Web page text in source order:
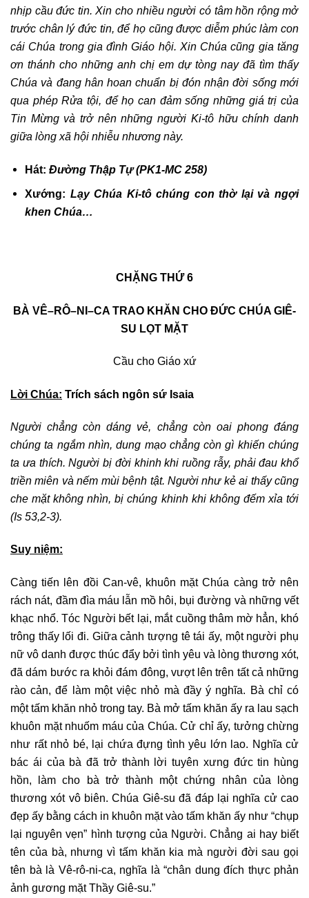
nhịp cầu đức tin. Xin cho nhiều người có tâm hồn rộng mở
trước chân lý đức tin, để họ cũng được diễm phúc làm con
cái Chúa trong gia đình Giáo hội. Xin Chúa cũng gia tăng
ơn thánh cho những anh chị em dự tòng nay đã tìm thấy
Chúa và đang hân hoan chuẩn bị đón nhận đời sống mới
qua phép Rửa tội, để họ can đảm sống những giá trị của
Tin Mừng và trở nên những người Ki-tô hữu chính danh
giữa lòng xã hội nhiễu nhương này.
Hát:Đường Thập Tự (PK1-MC 258)
Xướng: Lạy Chúa Ki-tô chúng con thờ lại và ngợi
khen Chúa…
CHẶNG THỨ 6
BÀ VÊ–RÔ–NI–CA TRAO KHĂN CHO ĐỨC CHÚA GIÊ-
SU LỌT MẶT
Cầu cho Giáo xứ
Lời Chúa: Trích sách ngôn sứ Isaia
Người chẳng còn dáng vẻ, chẳng còn oai phong đáng
chúng ta ngắm nhìn, dung mạo chẳng còn gì khiến chúng
ta ưa thích. Người bị đời khinh khi ruồng rẫy, phải đau khổ
triền miên và nếm mùi bệnh tật. Người như kẻ ai thấy cũng
che mặt không nhìn, bị chúng khinh khi không đếm xỉa tới
(Is 53,2-3).
Suy niệm:
Càng tiến lên đồi Can-vê, khuôn mặt Chúa càng trở nên
rách nát, đầm đìa máu lẫn mồ hôi, bụi đường và những vết
khạc nhổ. Tóc Người bết lại, mắt cuồng thâm mờ hẳn, khó
trông thấy lối đi. Giữa cảnh tượng tê tái ấy, một người phụ
nữ vô danh được thúc đẩy bởi tình yêu và lòng thương xót,
đã dám bước ra khỏi đám đông, vượt lên trên tất cả những
rào cản, để làm một việc nhỏ mà đầy ý nghĩa. Bà chỉ có
một tấm khăn nhỏ trong tay. Bà mở tấm khăn ấy ra lau sạch
khuôn mặt nhuốm máu của Chúa. Cử chỉ ấy, tưởng chừng
như rất nhỏ bé, lại chứa đựng tình yêu lớn lao. Nghĩa cử
bác ái của bà đã trở thành lời tuyên xưng đức tin hùng
hồn, làm cho bà trở thành một chứng nhân của lòng
thương xót vô biên. Chúa Giê-su đã đáp lại nghĩa cử cao
đẹp ấy bằng cách in khuôn mặt vào tấm khăn ấy như “chụp
lại nguyên vẹn” hình tượng của Người. Chẳng ai hay biết
tên của bà, nhưng vì tấm khăn kia mà người đời sau gọi
tên bà là Vê-rô-ni-ca, nghĩa là “chân dung đích thực phản
ảnh gương mặt Thầy Giê-su.”